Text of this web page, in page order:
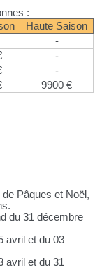
:
Haute Saison
-
-
-
9900 €
Pâques et Noël,
du 31 décembre
avril et du 03
avril et du 31